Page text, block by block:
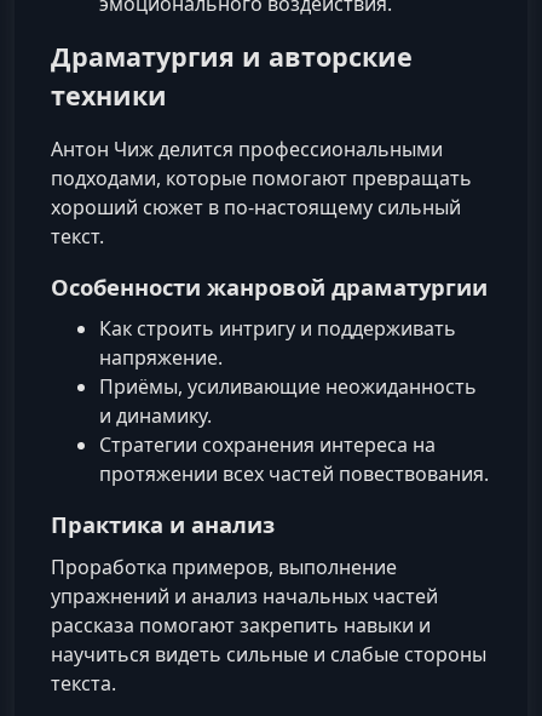
Драматургия и авторские
техники
Антон Чиж делится профессиональными
подходами, которые помогают превращать
хороший сюжет в по-настоящему сильный
текст.
Особенности жанровой драматургии
Как строить интригу и поддерживать
напряжение.
Приёмы, усиливающие неожиданность
и динамику.
Стратегии сохранения интереса на
протяжении всех частей повествования.
Практика и анализ
Проработка примеров, выполнение
упражнений и анализ начальных частей
рассказа помогают закрепить навыки и
научиться видеть сильные и слабые стороны
текста.